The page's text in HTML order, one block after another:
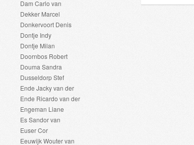
Dam Carlo van
Dekker Marcel
Donkervoort Denis
Dontje Indy
Dontje Milan
Doornbos Robert
Douma Sandra
Dusseldorp Stef
Ende Jacky van der
Ende Ricardo van der
Engeman Liane
Es Sandor van
Euser Cor
Eeuwijk Wouter van